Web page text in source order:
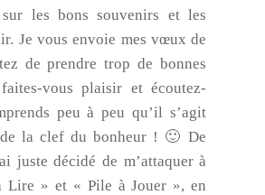
sur les bons souvenirs et les
Je vous envoie mes vœux de
de prendre trop de bonnes
vous plaisir et écoutez-
peu à peu qu’il s’agit
la clef du bonheur ! 🙂 De
juste décidé de m’attaquer à
Lire » et « Pile à Jouer », en